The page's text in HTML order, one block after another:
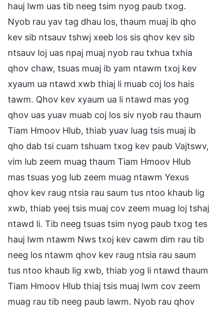
hauj lwm uas tib neeg tsim nyog paub txog.
Nyob rau yav tag dhau los, thaum muaj ib qho
kev sib ntsauv tshwj xeeb los sis qhov kev sib
ntsauv loj uas npaj muaj nyob rau txhua txhia
qhov chaw, tsuas muaj ib yam ntawm txoj kev
xyaum ua ntawd xwb thiaj li muab coj los hais
tawm. Qhov kev xyaum ua li ntawd mas yog
qhov uas yuav muab coj los siv nyob rau thaum
Tiam Hmoov Hlub, thiab yuav luag tsis muaj ib
qho dab tsi cuam tshuam txog kev paub Vajtswv,
vim lub zeem muag thaum Tiam Hmoov Hlub
mas tsuas yog lub zeem muag ntawm Yexus
qhov kev raug ntsia rau saum tus ntoo khaub lig
xwb, thiab yeej tsis muaj cov zeem muag loj tshaj
ntawd li. Tib neeg tsuas tsim nyog paub txog tes
hauj lwm ntawm Nws txoj kev cawm dim rau tib
neeg los ntawm qhov kev raug ntsia rau saum
tus ntoo khaub lig xwb, thiab yog li ntawd thaum
Tiam Hmoov Hlub thiaj tsis muaj lwm cov zeem
muag rau tib neeg paub lawm. Nyob rau qhov